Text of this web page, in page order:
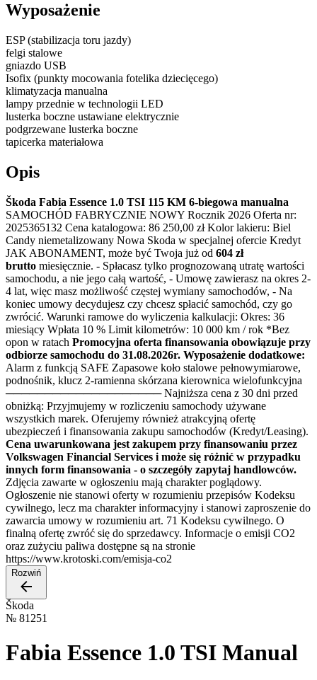
Wyposażenie
ESP (stabilizacja toru jazdy)
felgi stalowe
gniazdo USB
Isofix (punkty mocowania fotelika dziecięcego)
klimatyzacja manualna
lampy przednie w technologii LED
lusterka boczne ustawiane elektrycznie
podgrzewane lusterka boczne
tapicerka materiałowa
Opis
Škoda Fabia Essence 1.0 TSI 115 KM 6-biegowa manualna
SAMOCHÓD FABRYCZNIE NOWY Rocznik 2026 Oferta nr:
2025365132 Cena katalogowa: 86 250,00 zł Kolor lakieru: Biel
Candy niemetalizowany Nowa Skoda w specjalnej ofercie Kredyt
JAK ABONAMENT, może być Twoja już od 604 zł
brutto miesięcznie. - Spłacasz tylko prognozowaną utratę wartości
samochodu, a nie jego całą wartość, - Umowę zawierasz na okres 2-
4 lat, więc masz możliwość częstej wymiany samochodów, - Na
koniec umowy decydujesz czy chcesz spłacić samochód, czy go
zwrócić. Warunki ramowe do wyliczenia kalkulacji: Okres: 36
miesiący Wpłata 10 % Limit kilometrów: 10 000 km / rok *Bez
opon w ratach Promocyjna oferta finansowania obowiązuje przy
odbiorze samochodu do 31.08.2026r. Wyposażenie dodatkowe:
Alarm z funkcją SAFE Zapasowe koło stalowe pełnowymiarowe,
podnośnik, klucz 2-ramienna skórzana kierownica wielofunkcyjna
──────────────────── Najniższa cena z 30 dni przed
obniżką: Przyjmujemy w rozliczeniu samochody używane
wszystkich marek. Oferujemy również atrakcyjną ofertę
ubezpieczeń i finansowania zakupu samochodów (Kredyt/Leasing).
Cena uwarunkowana jest zakupem przy finansowaniu przez
Volkswagen Financial Services i może się różnić w przypadku
innych form finansowania - o szczegóły zapytaj handlowców.
Zdjęcia zawarte w ogłoszeniu mają charakter poglądowy.
Ogłoszenie nie stanowi oferty w rozumieniu przepisów Kodeksu
cywilnego, lecz ma charakter informacyjny i stanowi zaproszenie do
zawarcia umowy w rozumieniu art. 71 Kodeksu cywilnego. O
finalną ofertę zwróć się do sprzedawcy. Informacje o emisji CO2
oraz zużyciu paliwa dostępne są na stronie
https://www.krotoski.com/emisja-co2
Rozwiń
Škoda
№ 81251
Fabia Essence 1.0 TSI Manual